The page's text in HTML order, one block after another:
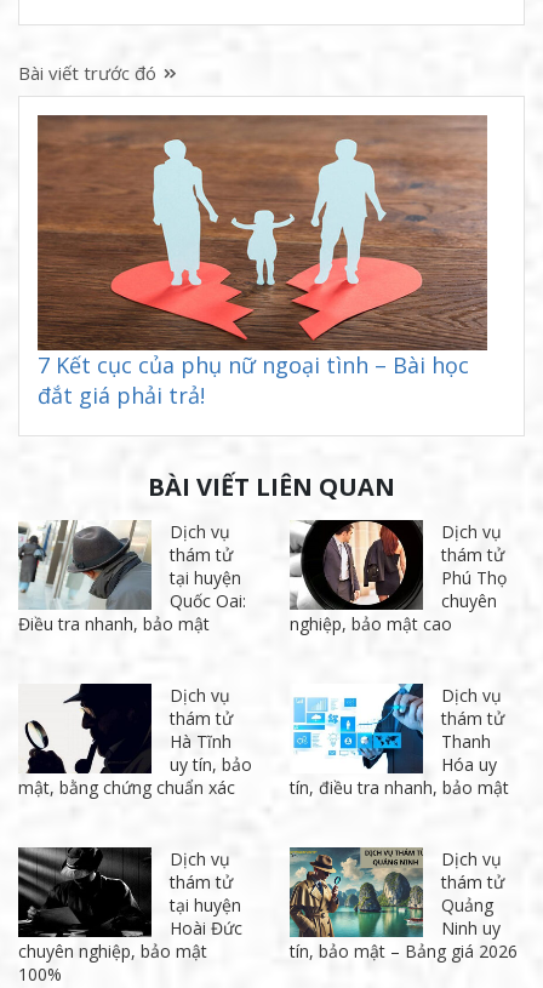
Bài viết trước đó
7 Kết cục của phụ nữ ngoại tình – Bài học
đắt giá phải trả!
BÀI VIẾT LIÊN QUAN
Dịch vụ
thám tử
tại huyện
Quốc Oai:
Điều tra nhanh, bảo mật
Dịch vụ
thám tử
Phú Thọ
chuyên
nghiệp, bảo mật cao
Dịch vụ
thám tử
Hà Tĩnh
uy tín, bảo
mật, bằng chứng chuẩn xác
Dịch vụ
thám tử
Thanh
Hóa uy
tín, điều tra nhanh, bảo mật
Dịch vụ
thám tử
tại huyện
Hoài Đức
chuyên nghiệp, bảo mật
100%
Dịch vụ
thám tử
Quảng
Ninh uy
tín, bảo mật – Bảng giá 2026